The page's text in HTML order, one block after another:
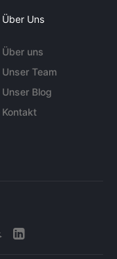
Über Uns
Über uns
Unser Team
Unser Blog
Kontakt